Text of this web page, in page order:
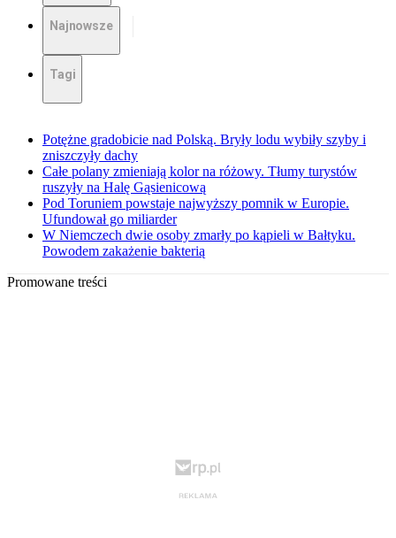
Najnowsze
Tagi
Potężne gradobicie nad Polską. Bryły lodu wybiły szyby i
zniszczyły dachy
Całe polany zmieniają kolor na różowy. Tłumy turystów
ruszyły na Halę Gąsienicową
Pod Toruniem powstaje najwyższy pomnik w Europie.
Ufundował go miliarder
W Niemczech dwie osoby zmarły po kąpieli w Bałtyku.
Powodem zakażenie bakterią
Promowane treści